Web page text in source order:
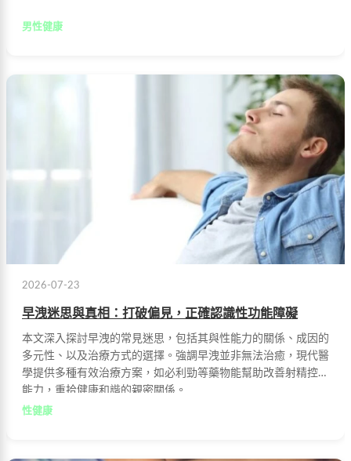
男性健康
2026-07-23
早洩迷思與真相：打破偏見，正確認識性功能障礙
本文深入探討早洩的常見迷思，包括其與性能力的關係、成因的
多元性、以及治療方式的選擇。強調早洩並非無法治癒，現代醫
學提供多種有效治療方案，如必利勁等藥物能幫助改善射精控制
能力，重拾健康和諧的親密關係。
性健康